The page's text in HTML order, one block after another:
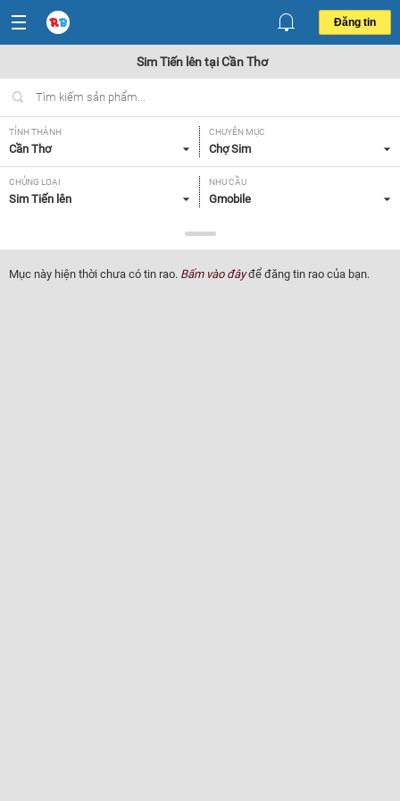
Đăng tin
Sim Tiến lên tại Cần Thơ
TỈNH THÀNH
Cần Thơ
CHUYÊN MỤC
Chợ Sim
CHỦNG LOẠI
Sim Tiến lên
NHU CẦU
Gmobile
Tất cả
Mục này hiện thời chưa có tin rao. Bấm vào đâyđể đăng tin rao của bạn.